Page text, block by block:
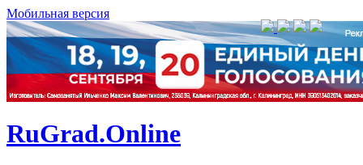
Мобильная версия
RuGrad.Online